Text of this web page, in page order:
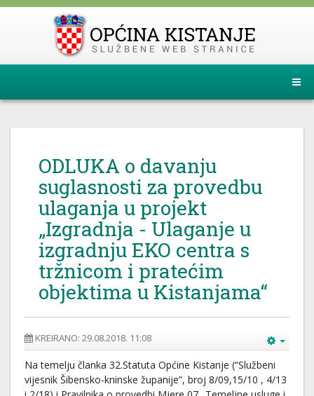
ODLUKA o davanju
suglasnosti za provedbu
ulaganja u projekt
„Izgradnja - Ulaganje u
izgradnju EKO centra s
tržnicom i pratećim
objektima u Kistanjama“
KREIRANO: 29.08.2018. 11:08
Na temelju članka 32.Statuta Općine Kistanje (“Službeni
vijesnik Šibensko-kninske županije”, broj 8/09,15/10 , 4/13